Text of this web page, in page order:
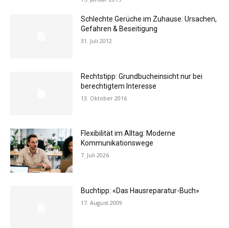
Schlechte Gerüche im Zuhause: Ursachen,
Gefahren & Beseitigung
31. Juli 2012
Rechtstipp: Grundbucheinsicht nur bei
berechtigtem Interesse
13. Oktober 2016
Flexibilität im Alltag: Moderne
Kommunikationswege
7. Juli 2026
Buchtipp: «Das Hausreparatur-Buch»
17. August 2009